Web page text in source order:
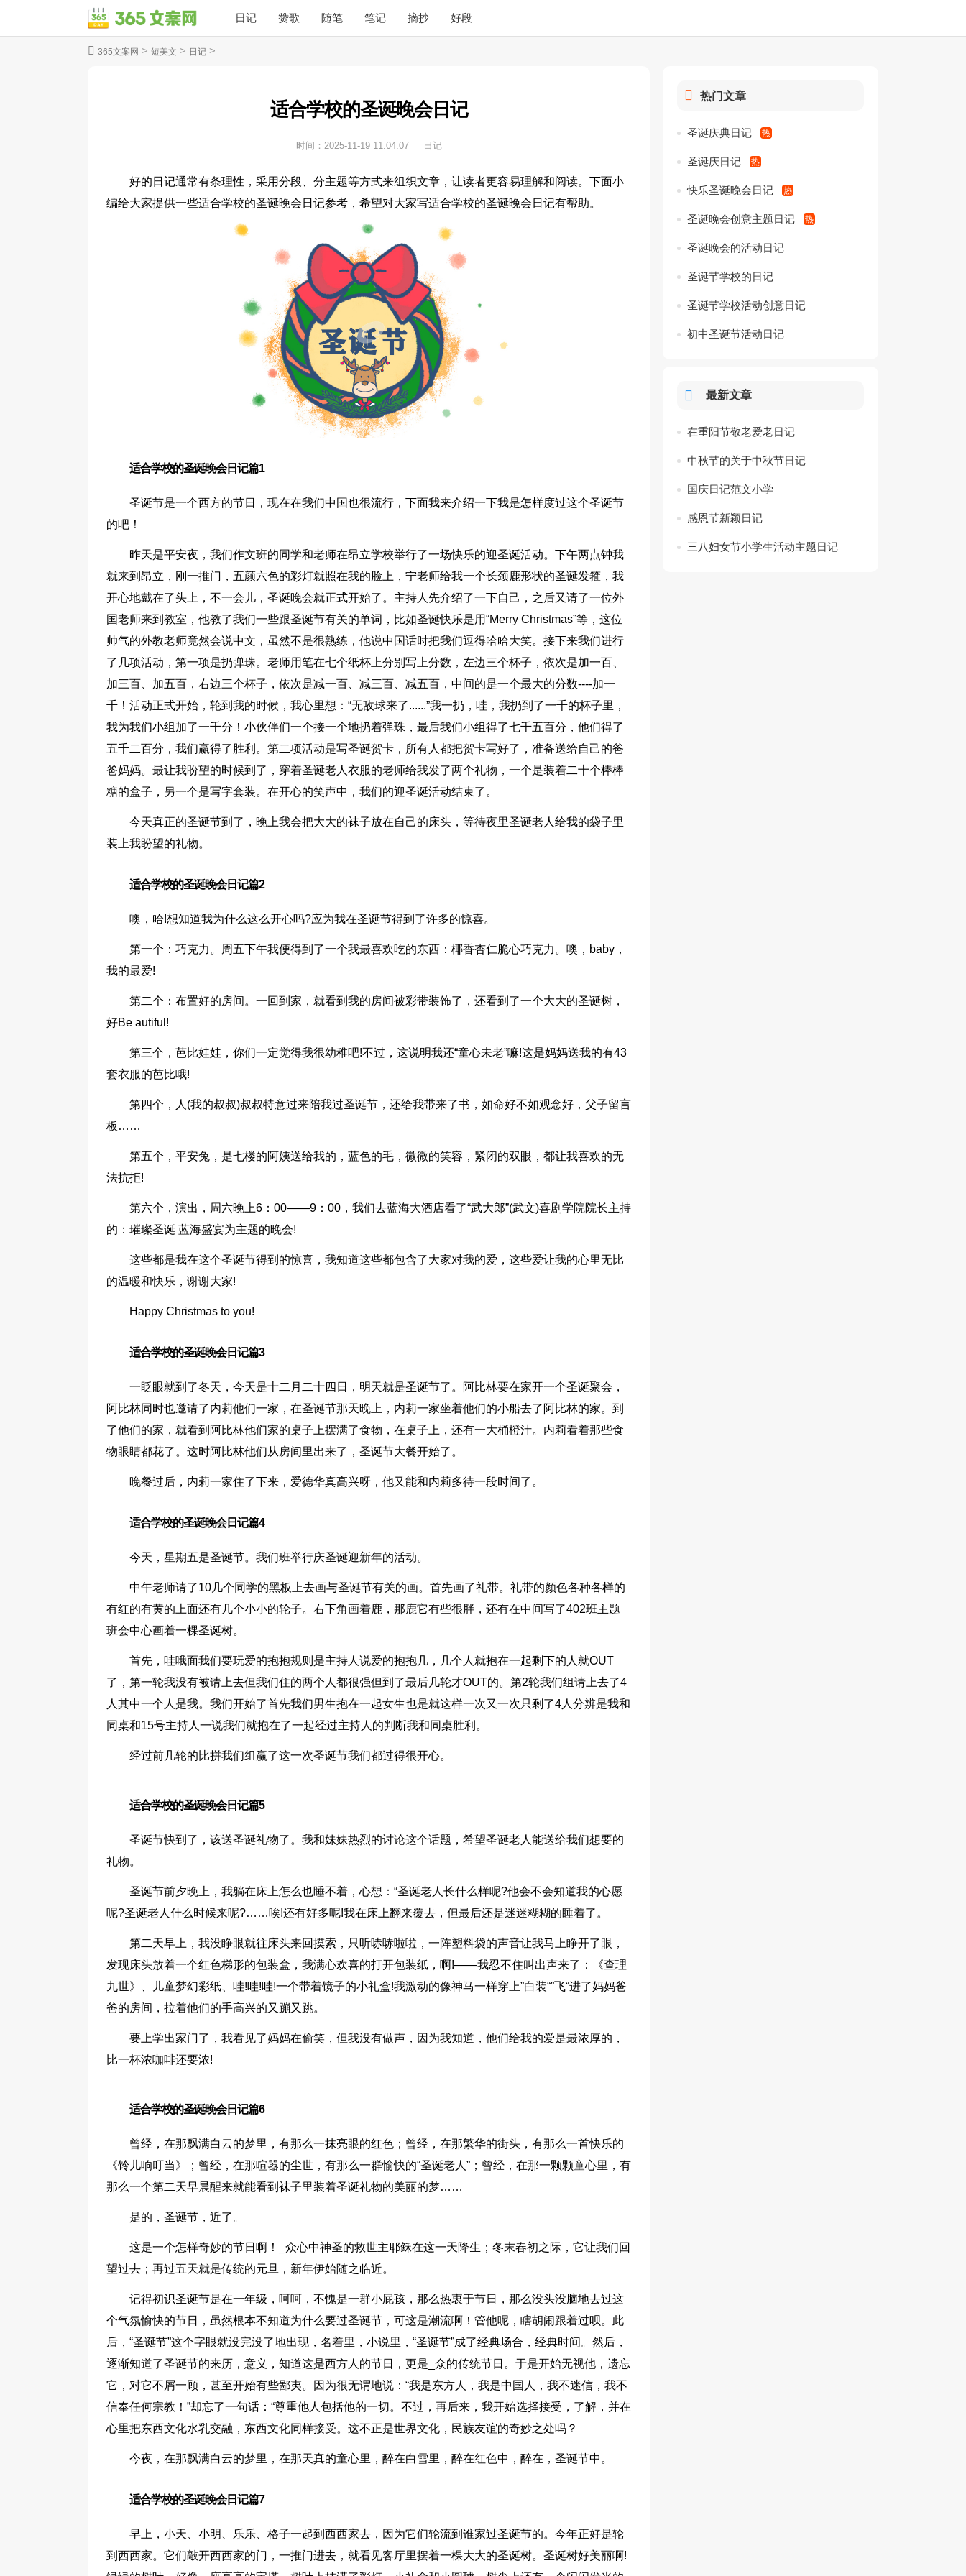
日记 赞歌 随笔 笔记 摘抄 好段
365文案网 > 短美文 > 日记 >
适合学校的圣诞晚会日记
时间： 2025-11-19 11:04:07 日记
好的日记通常有条理性，采用分段、分主题等方式来组织文章，让读者更容易理解和阅读。下面小
编给大家提供一些适合学校的圣诞晚会日记参考，希望对大家写适合学校的圣诞晚会日记有帮助。
适合学校的圣诞晚会日记篇1
圣诞节是一个西方的节日，现在在我们中国也很流行，下面我来介绍一下我是怎样度过这个圣诞节
的吧！
昨天是平安夜，我们作文班的同学和老师在昂立学校举行了一场快乐的迎圣诞活动。下午两点钟我
就来到昂立，刚一推门，五颜六色的彩灯就照在我的脸上，宁老师给我一个长颈鹿形状的圣诞发箍，我
开心地戴在了头上，不一会儿，圣诞晚会就正式开始了。主持人先介绍了一下自己，之后又请了一位外
国老师来到教室，他教了我们一些跟圣诞节有关的单词，比如圣诞快乐是用“Merry Christmas”等，这位
帅气的外教老师竟然会说中文，虽然不是很熟练，他说中国话时把我们逗得哈哈大笑。接下来我们进行
了几项活动，第一项是扔弹珠。老师用笔在七个纸杯上分别写上分数，左边三个杯子，依次是加一百、
加三百、加五百，右边三个杯子，依次是减一百、减三百、减五百，中间的是一个最大的分数----加一
千！活动正式开始，轮到我的时候，我心里想：“无敌球来了......”我一扔，哇，我扔到了一千的杯子里，
我为我们小组加了一千分！小伙伴们一个接一个地扔着弹珠，最后我们小组得了七千五百分，他们得了
五千二百分，我们赢得了胜利。第二项活动是写圣诞贺卡，所有人都把贺卡写好了，准备送给自己的爸
爸妈妈。最让我盼望的时候到了，穿着圣诞老人衣服的老师给我发了两个礼物，一个是装着二十个棒棒
糖的盒子，另一个是写字套装。在开心的笑声中，我们的迎圣诞活动结束了。
今天真正的圣诞节到了，晚上我会把大大的袜子放在自己的床头，等待夜里圣诞老人给我的袋子里
装上我盼望的礼物。
适合学校的圣诞晚会日记篇2
噢，哈!想知道我为什么这么开心吗?应为我在圣诞节得到了许多的惊喜。
第一个：巧克力。周五下午我便得到了一个我最喜欢吃的东西：椰香杏仁脆心巧克力。噢，baby，
我的最爱!
第二个：布置好的房间。一回到家，就看到我的房间被彩带装饰了，还看到了一个大大的圣诞树，
好Be autiful!
第三个，芭比娃娃，你们一定觉得我很幼稚吧!不过，这说明我还“童心未老”嘛!这是妈妈送我的有43
套衣服的芭比哦!
第四个，人(我的叔叔)叔叔特意过来陪我过圣诞节，还给我带来了书，如命好不如观念好，父子留言
板……
第五个，平安兔，是七楼的阿姨送给我的，蓝色的毛，微微的笑容，紧闭的双眼，都让我喜欢的无
法抗拒!
第六个，演出，周六晚上6：00——9：00，我们去蓝海大酒店看了“武大郎”(武文)喜剧学院院长主持
的：璀璨圣诞 蓝海盛宴为主题的晚会!
这些都是我在这个圣诞节得到的惊喜，我知道这些都包含了大家对我的爱，这些爱让我的心里无比
的温暖和快乐，谢谢大家!
Happy Christmas to you!
适合学校的圣诞晚会日记篇3
一眨眼就到了冬天，今天是十二月二十四日，明天就是圣诞节了。阿比林要在家开一个圣诞聚会，
阿比林同时也邀请了内莉他们一家，在圣诞节那天晚上，内莉一家坐着他们的小船去了阿比林的家。到
了他们的家，就看到阿比林他们家的桌子上摆满了食物，在桌子上，还有一大桶橙汁。内莉看着那些食
物眼睛都花了。这时阿比林他们从房间里出来了，圣诞节大餐开始了。
晚餐过后，内莉一家住了下来，爱德华真高兴呀，他又能和内莉多待一段时间了。
适合学校的圣诞晚会日记篇4
今天，星期五是圣诞节。我们班举行庆圣诞迎新年的活动。
中午老师请了10几个同学的黑板上去画与圣诞节有关的画。首先画了礼带。礼带的颜色各种各样的
有红的有黄的上面还有几个小小的轮子。右下角画着鹿，那鹿它有些很胖，还有在中间写了402班主题
班会中心画着一棵圣诞树。
首先，哇哦面我们要玩爱的抱抱规则是主持人说爱的抱抱几，几个人就抱在一起剩下的人就OUT
了，第一轮我没有被请上去但我们住的两个人都很强但到了最后几轮才OUT的。第2轮我们组请上去了4
人其中一个人是我。我们开始了首先我们男生抱在一起女生也是就这样一次又一次只剩了4人分辨是我和
同桌和15号主持人一说我们就抱在了一起经过主持人的判断我和同桌胜利。
经过前几轮的比拼我们组赢了这一次圣诞节我们都过得很开心。
适合学校的圣诞晚会日记篇5
圣诞节快到了，该送圣诞礼物了。我和妹妹热烈的讨论这个话题，希望圣诞老人能送给我们想要的
礼物。
圣诞节前夕晚上，我躺在床上怎么也睡不着，心想：“圣诞老人长什么样呢?他会不会知道我的心愿
呢?圣诞老人什么时候来呢?……唉!还有好多呢!我在床上翻来覆去，但最后还是迷迷糊糊的睡着了。
第二天早上，我没睁眼就往床头来回摸索，只听哧哧啦啦，一阵塑料袋的声音让我马上睁开了眼，
发现床头放着一个红色梯形的包装盒，我满心欢喜的打开包装纸，啊!——我忍不住叫出声来了：《查理
九世》、儿童梦幻彩纸、哇!哇!哇!一个带着镜子的小礼盒!我激动的像神马一样穿上”白装“”飞“进了妈妈爸
爸的房间，拉着他们的手高兴的又蹦又跳。
要上学出家门了，我看见了妈妈在偷笑，但我没有做声，因为我知道，他们给我的爱是最浓厚的，
比一杯浓咖啡还要浓!
适合学校的圣诞晚会日记篇6
曾经，在那飘满白云的梦里，有那么一抹亮眼的红色；曾经，在那繁华的街头，有那么一首快乐的
《铃儿响叮当》；曾经，在那喧嚣的尘世，有那么一群愉快的“圣诞老人”；曾经，在那一颗颗童心里，有
那么一个第二天早晨醒来就能看到袜子里装着圣诞礼物的美丽的梦……
是的，圣诞节，近了。
这是一个怎样奇妙的节日啊！_众心中神圣的救世主耶稣在这一天降生；冬末春初之际，它让我们回
望过去；再过五天就是传统的元旦，新年伊始随之临近。
记得初识圣诞节是在一年级，呵呵，不愧是一群小屁孩，那么热衷于节日，那么没头没脑地去过这
个气氛愉快的节日，虽然根本不知道为什么要过圣诞节，可这是潮流啊！管他呢，瞎胡闹跟着过呗。此
后，“圣诞节”这个字眼就没完没了地出现，名着里，小说里，“圣诞节”成了经典场合，经典时间。然后，
逐渐知道了圣诞节的来历，意义，知道这是西方人的节日，更是_众的传统节日。于是开始无视他，遗忘
它，对它不屑一顾，甚至开始有些鄙夷。因为很无谓地说：“我是东方人，我是中国人，我不迷信，我不
信奉任何宗教！”却忘了一句话：“尊重他人包括他的一切。不过，再后来，我开始选择接受，了解，并在
心里把东西文化水乳交融，东西文化同样接受。这不正是世界文化，民族友谊的奇妙之处吗？
今夜，在那飘满白云的梦里，在那天真的童心里，醉在白雪里，醉在红色中，醉在，圣诞节中。
适合学校的圣诞晚会日记篇7
早上，小天、小明、乐乐、格子一起到西西家去，因为它们轮流到谁家过圣诞节的。今年正好是轮
到西西家。它们敲开西西家的门，一推门进去，就看见客厅里摆着一棵大大的圣诞树。圣诞树好美丽啊!
热门文章
圣诞庆典日记
圣诞庆日记
快乐圣诞晚会日记
圣诞晚会创意主题日记
圣诞晚会的活动日记
圣诞节学校的日记
圣诞节学校活动创意日记
初中圣诞节活动日记
最新文章
在重阳节敬老爱老日记
中秋节的关于中秋节日记
国庆日记范文小学
感恩节新颖日记
三八妇女节小学生活动主题日记